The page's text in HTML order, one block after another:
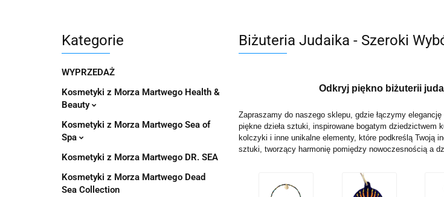
Kategorie
WYPRZEDAŻ
Kosmetyki z Morza Martwego Health &
Beauty
Kosmetyki z Morza Martwego Sea of
Spa
Kosmetyki z Morza Martwego DR. SEA
Kosmetyki z Morza Martwego Dead
Sea Collection
Biżuteria Judaika - Szeroki
Odkryj piękno biżuterii
Zapraszamy do naszego sklepu, gdzie łączymy
piękne dzieła sztuki, inspirowane bogatym dziedzictwem
kolczyki i inne unikalne elementy, które podkreślą Twoją
sztuki, tworzący harmonię pomiędzy nowoczesnością a